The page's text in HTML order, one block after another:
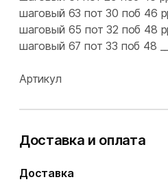
шаговый 63 пот 30 поб 46
шаговый 65 пот 32 поб 48
шаговый 67 пот 33 поб 48
Артикул
Доставка и оплата
Доставка